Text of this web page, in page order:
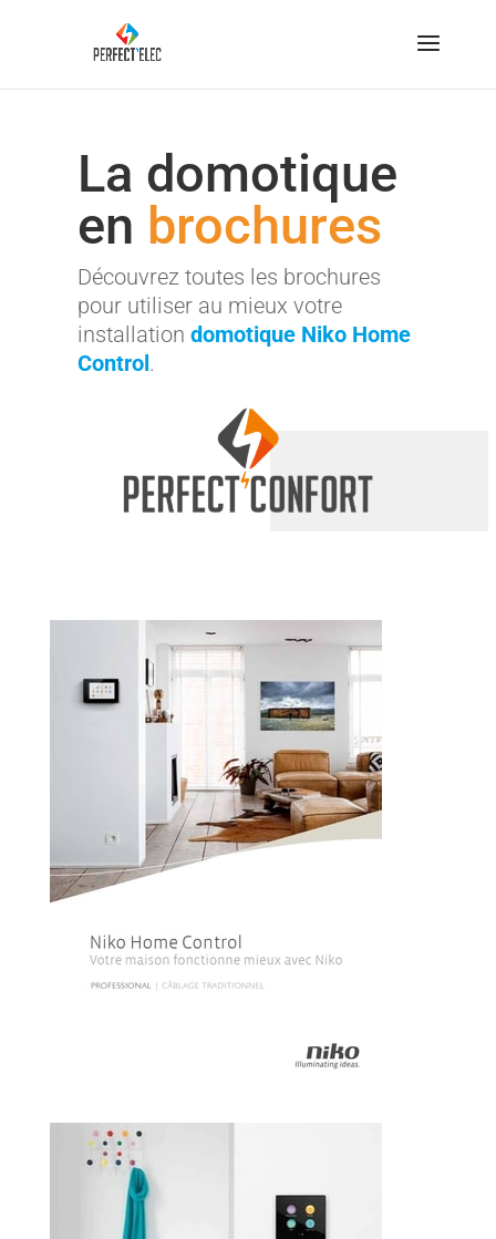
La domotique
en brochures
Découvrez toutes les brochures
pour utiliser au mieux votre
installation domotique Niko Home
Control.